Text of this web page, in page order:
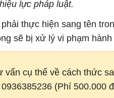
lực pháp luật.
thực hiện sang tên
sẽ bị xử lý vi phạm
vấn cụ thể về cách thức
(Phí 500.000